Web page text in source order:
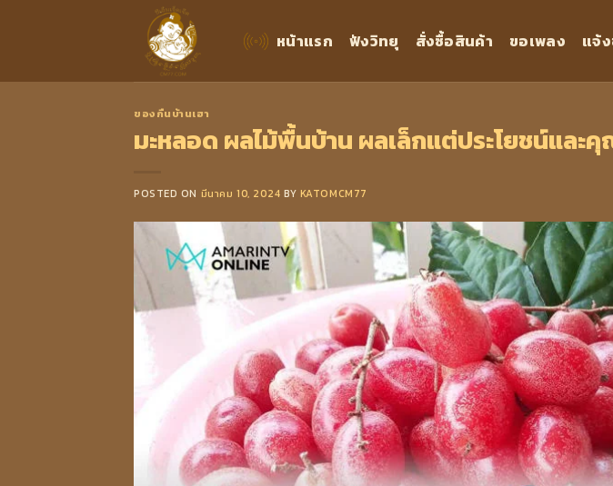
หน้าแรก ฟังวิทยุ สั่งซื้อสินค้า ขอเพลง แจ้ง
ของกิ๋นบ้านเฮา
มะหลอด ผลไม้พื้นบ้าน ผลเล็กแต่ประโยชน์และ
POSTED ON มีนาคม 10, 2024 BY KATOMCM77